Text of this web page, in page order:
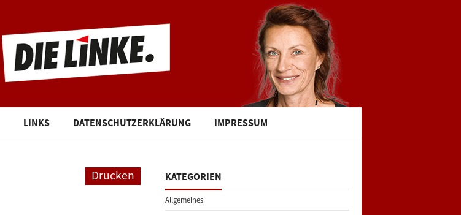
LINKS DATENSCHUTZERKLÄRUNG IMPRESSUM
Drucken KATEGORIEN
Allgemeines